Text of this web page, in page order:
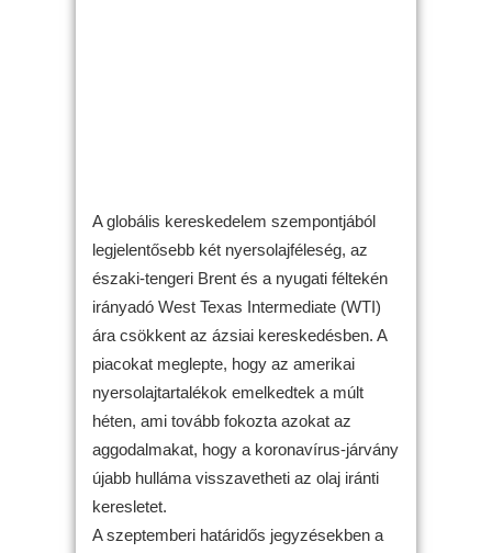
A globális kereskedelem szempontjából
legjelentősebb két nyersolajféleség, az
északi-tengeri Brent és a nyugati féltekén
irányadó West Texas Intermediate (WTI)
ára csökkent az ázsiai kereskedésben. A
piacokat meglepte, hogy az amerikai
nyersolajtartalékok emelkedtek a múlt
héten, ami tovább fokozta azokat az
aggodalmakat, hogy a koronavírus-járvány
újabb hulláma visszavetheti az olaj iránti
keresletet.
A szeptemberi határidős jegyzésekben a